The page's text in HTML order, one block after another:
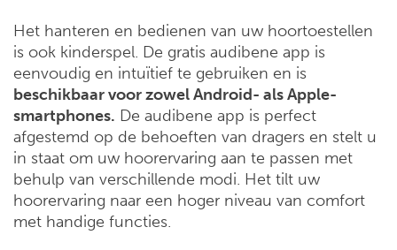
Het hanteren en bedienen van uw hoortoestellen
is ook kinderspel. De gratis audibene app is
eenvoudig en intuïtief te gebruiken en is
beschikbaar voor zowel Android- als Apple-
smartphones. De audibene app is perfect
afgestemd op de behoeften van dragers en stelt u
in staat om uw hoorervaring aan te passen met
behulp van verschillende modi. Het tilt uw
hoorervaring naar een hoger niveau van comfort
met handige functies.